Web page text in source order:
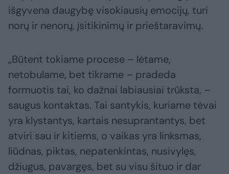
išgyvena daugybę visokiausių emocijų, turi
norų ir nenorų, įsitikinimų ir prieštaravimų.
„Būtent tokiame procese – lėtame,
netobulame, bet tikrame – pradeda
formuotis tai, ko dažnai labiausiai trūksta, –
saugus kontaktas. Tai santykis, kuriame tėvai
yra klystantys, kartais nesuprantantys, bet
atviri sau ir kitiems, o vaikas yra linksmas,
liūdnas, piktas, nepatenkintas, nusivylęs,
džiugus, pavargęs, bet su visu šituo ir dar